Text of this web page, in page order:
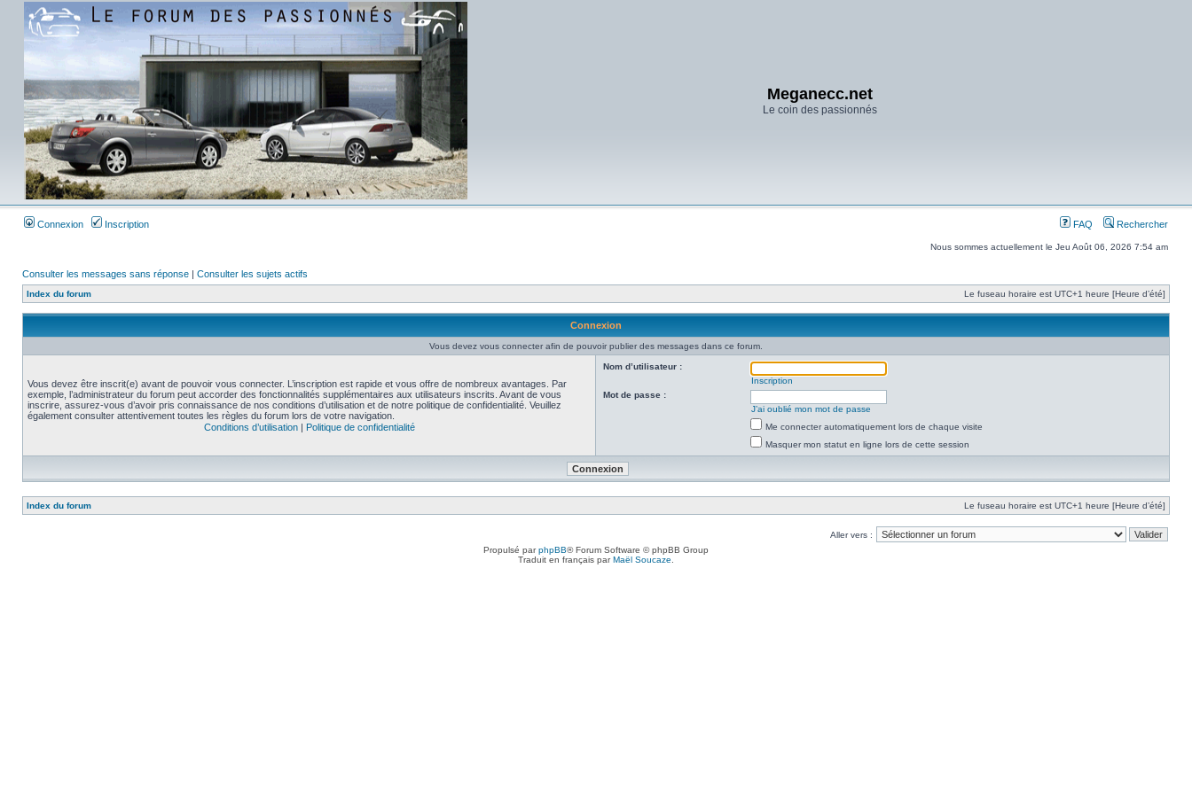
Meganecc.net
Le coin des passionnés
Connexion Inscription FAQ Rechercher
Nous sommes actuellement le Jeu Août 06, 2026 7:54 am
Consulter les messages sans réponse | Consulter les sujets actifs
Index du forum Le fuseau horaire est UTC+1 heure [Heure d’été]
Connexion
Vous devez vous connecter afin de pouvoir publier des messages dans ce forum.
Vous devez être inscrit(e) avant de pouvoir vous connecter. L’inscription est rapide et vous offre de nombreux avantages. Par
exemple, l’administrateur du forum peut accorder des fonctionnalités supplémentaires aux utilisateurs inscrits. Avant de vous
inscrire, assurez-vous d’avoir pris connaissance de nos conditions d’utilisation et de notre politique de confidentialité. Veuillez
également consulter attentivement toutes les règles du forum lors de votre navigation.
Conditions d’utilisation| Politique de confidentialité
Nom d’utilisateur :
Inscription
Mot de passe :
J’ai oublié mon mot de passe
Me connecter automatiquement lors de chaque visite
Masquer mon statut en ligne lors de cette session
Index du forum Le fuseau horaire est UTC+1 heure [Heure d’été]
Aller vers :
Propulsé parphpBB® Forum Software © phpBB Group
Traduit en français parMaël Soucaze